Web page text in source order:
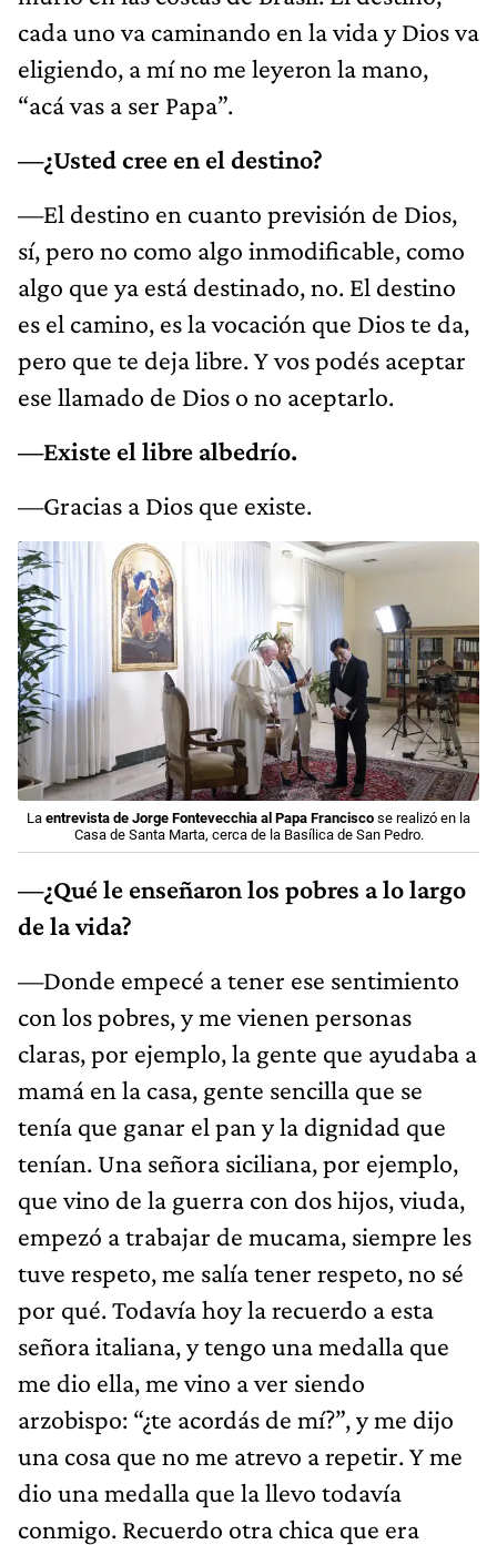
cada uno va caminando en la vida y Dios va
eligiendo, a mí no me leyeron la mano,
“acá vas a ser Papa”.
—¿Usted cree en el destino?
—El destino en cuanto previsión de Dios,
sí, pero no como algo inmodificable, como
algo que ya está destinado, no. El destino
es el camino, es la vocación que Dios te da,
pero que te deja libre. Y vos podés aceptar
ese llamado de Dios o no aceptarlo.
—Existe el libre albedrío.
—Gracias a Dios que existe.
La entrevista de Jorge Fontevecchia al Papa Francisco se realizó en la
Casa de Santa Marta, cerca de la Basílica de San Pedro.
—¿Qué le enseñaron los pobres a lo largo
de la vida?
—Donde empecé a tener ese sentimiento
con los pobres, y me vienen personas
claras, por ejemplo, la gente que ayudaba a
mamá en la casa, gente sencilla que se
tenía que ganar el pan y la dignidad que
tenían. Una señora siciliana, por ejemplo,
que vino de la guerra con dos hijos, viuda,
empezó a trabajar de mucama, siempre les
tuve respeto, me salía tener respeto, no sé
por qué. Todavía hoy la recuerdo a esta
señora italiana, y tengo una medalla que
me dio ella, me vino a ver siendo
arzobispo: “¿te acordás de mí?”, y me dijo
una cosa que no me atrevo a repetir. Y me
dio una medalla que la llevo todavía
conmigo. Recuerdo otra chica que era